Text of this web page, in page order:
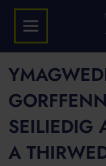
SEILIEDIG
A